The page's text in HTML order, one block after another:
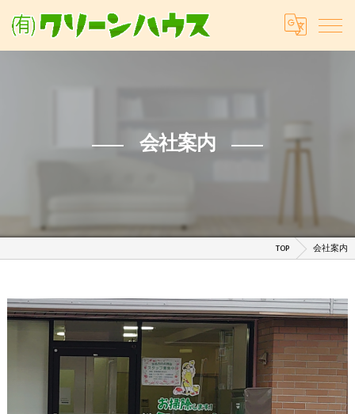
会社案内
TOP 会社案内